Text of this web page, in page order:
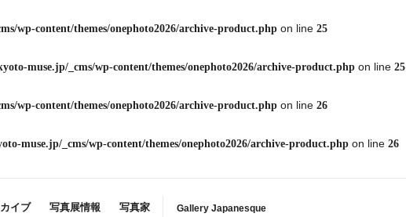
wp-content/themes/onephoto2026/archive-product.php on line 25
muse.jp/_cms/wp-content/themes/onephoto2026/archive-product.php on line 25
wp-content/themes/onephoto2026/archive-product.php on line 26
muse.jp/_cms/wp-content/themes/onephoto2026/archive-product.php on line 26
イブ 写真展情報 写真家 Gallery Japanesque